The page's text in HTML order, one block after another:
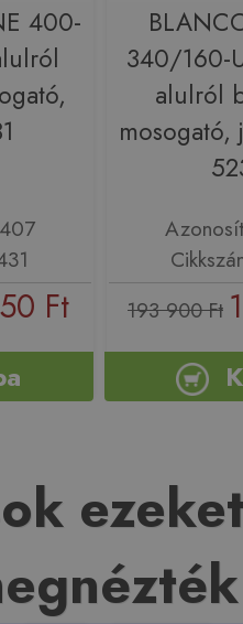
400-
Ft
340/160-
alulról
193 900 Ft